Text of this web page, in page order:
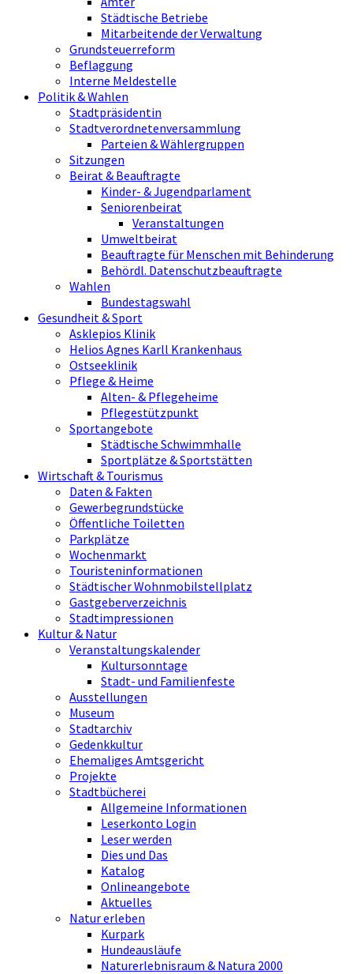
Städtische Betriebe
Mitarbeitende der Verwaltung
Grundsteuerreform
Beflaggung
Interne Meldestelle
Politik & Wahlen
Stadtpräsidentin
Stadtverordnetenversammlung
Parteien & Wählergruppen
Sitzungen
Beirat & Beauftragte
Kinder- & Jugendparlament
Seniorenbeirat
Veranstaltungen
Umweltbeirat
Beauftragte für Menschen mit Behinderung
Behördl. Datenschutzbeauftragte
Wahlen
Bundestagswahl
Gesundheit & Sport
Asklepios Klinik
Helios Agnes Karll Krankenhaus
Ostseeklinik
Pflege & Heime
Alten- & Pflegeheime
Pflegestützpunkt
Sportangebote
Städtische Schwimmhalle
Sportplätze & Sportstätten
Wirtschaft & Tourismus
Daten & Fakten
Gewerbegrundstücke
Öffentliche Toiletten
Parkplätze
Wochenmarkt
Touristeninformationen
Städtischer Wohnmobilstellplatz
Gastgeberverzeichnis
Stadtimpressionen
Kultur & Natur
Veranstaltungskalender
Kultursonntage
Stadt- und Familienfeste
Ausstellungen
Museum
Stadtarchiv
Gedenkkultur
Ehemaliges Amtsgericht
Projekte
Stadtbücherei
Allgemeine Informationen
Leserkonto Login
Leser werden
Dies und Das
Katalog
Onlineangebote
Aktuelles
Natur erleben
Kurpark
Hundeausläufe
Naturerlebnisraum & Natura 2000